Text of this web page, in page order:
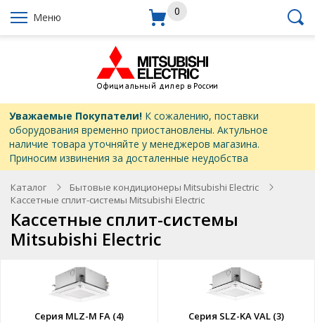
Меню 0
Уважаемые Покупатели!К сожалению, поставки
оборудования временно приостановлены. Актульное
наличие товара уточняйте у менеджеров магазина.
Приносим извинения за досталенные неудобства
Каталог
Бытовые кондиционеры Mitsubishi Electric
Кассетные сплит-системы Mitsubishi Electric
Кассетные сплит-системы
Mitsubishi Electric
Серия MLZ-M FA (4) Серия SLZ-KA VAL (3)